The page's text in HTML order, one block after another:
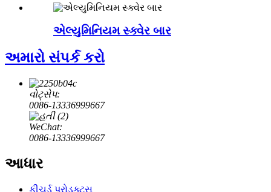
એલ્યુમિનિયમ સ્ક્વેર બાર
અમારો સંપર્ક કરો
વોટ્સેપ:
0086-13336999667
WeChat:
0086-13336999667
આધાર
ફીચર્ડ પ્રોડક્ટ્સ